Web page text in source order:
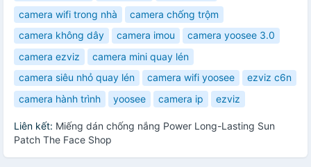
camera wifi trong nhà
camera chống trộm
camera không dây
camera imou
camera yoosee 3.0
camera ezviz
camera mini quay lén
camera siêu nhỏ quay lén
camera wifi yoosee
ezviz c6n
camera hành trình
yoosee camera ip ezviz
Liên kết: Miếng dán chống nắng Power Long-Lasting Sun
Patch The Face Shop